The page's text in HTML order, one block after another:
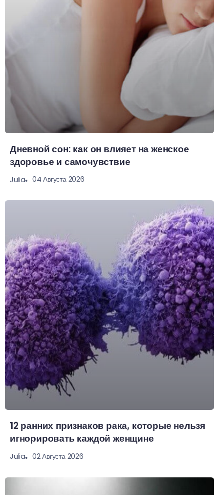
Дневной сон: как он влияет на женское
здоровье и самочувствие
Julia 04 Августа 2026
12 ранних признаков рака, которые нельзя
игнорировать каждой женщине
Julia 02 Августа 2026